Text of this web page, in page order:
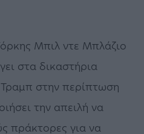
Μπιλ ντε Μπλάζιο
στα δικαστήρια
στην περίπτωση
την απειλή να
πράκτορες για να